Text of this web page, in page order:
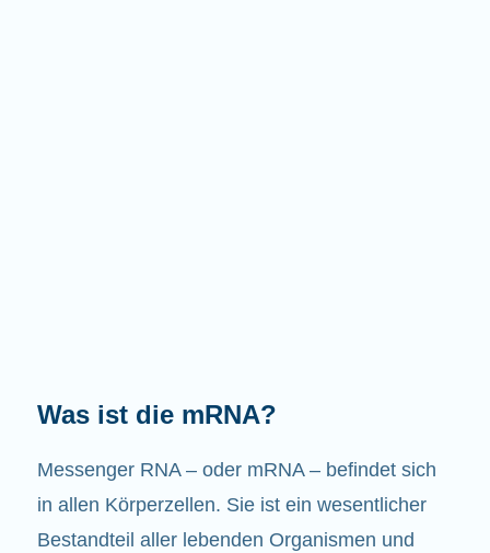
Welche Aufgaben hat die mRNA?
Wie der Name schon sagt, ist die mRNA ein
Bote. Sie interagiert mit anderen Komponenten
in den Zellen, die zur Bildung von Proteinen